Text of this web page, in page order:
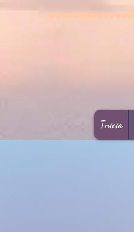
Inicio